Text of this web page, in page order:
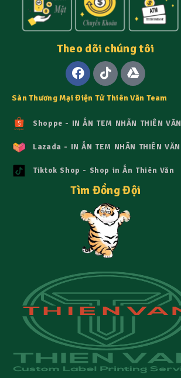
Theo dõi chúng tôi
Sàn Thương Mại Điện Tử Thiên Văn Team
Shoppe - IN ẤN TEM NHÃN THIÊN VĂN
Lazada - IN ẤN TEM NHÃN THIÊN VĂN
Tiktok Shop - Shop in Ấn Thiên Văn
Tìm Đồng Đội